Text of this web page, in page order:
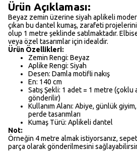
Ürün Açıklaması:
Beyaz zemin üzerine siyah aplikeli
çıkan bu dantel kumaş, zarafeti
olup 1 metre şeklinde satılmaktadır.
veya özel tasarımlar için idealdir.
Ürün Özellikleri:
Zemin Rengi: Beyaz
Aplike Rengi: Siyah
Desen: Damla motifli nakış
En: 140 cm
Satış Şekli: 1 adet = 1 metre (çoklu
gönderilir)
Kullanım Alanı: Abiye, günlük
perde tasarımları
Kumaş Türü: Aplikeli dantel
Not:
Örneğin 4 metre almak istiyorsanız,
parça olarak gönderilmesini